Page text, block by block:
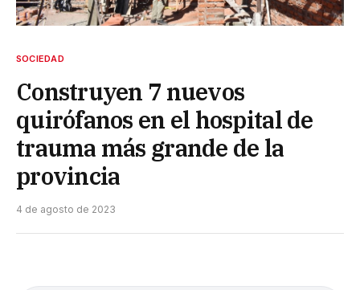
SOCIEDAD
Construyen 7 nuevos
quirófanos en el hospital de
trauma más grande de la
provincia
4 de agosto de 2023